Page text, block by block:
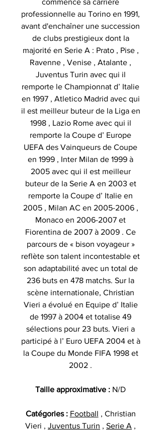
professionnelle au Torino en 1991,
avant d'enchaîner une succession
de clubs prestigieux dont la
majorité en Serie A : Prato , Pise ,
Ravenne , Venise , Atalante ,
Juventus Turin avec qui il
remporte le Championnat d’ Italie
en 1997 , Atletico Madrid avec qui
il est meilleur buteur de la Liga en
1998 , Lazio Rome avec qui il
remporte la Coupe d’ Europe
UEFA des Vainqueurs de Coupe
en 1999 , Inter Milan de 1999 à
2005 avec qui il est meilleur
buteur de la Serie A en 2003 et
remporte la Coupe d’ Italie en
2005 , Milan AC en 2005-2006 ,
Monaco en 2006-2007 et
Fiorentina de 2007 à 2009 . Ce
parcours de « bison voyageur »
reflète son talent incontestable et
son adaptabilité avec un total de
236 buts en 478 matchs. Sur la
scène internationale, Christian
Vieri a évolué en Equipe d’ Italie
de 1997 à 2004 et totalise 49
sélections pour 23 buts. Vieri a
participé à l’ Euro UEFA 2004 et à
la Coupe du Monde FIFA 1998 et
2002 .
Taille approximative : N/D
Catégories : Football , Christian
Vieri , Juventus Turin , Serie A ,